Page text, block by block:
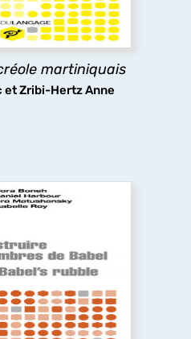
martiniquais
Zribi-Hertz Anne
d'être étonnés de sa
rubble
the unity of linguistic
in the Generative
wide range of topics in